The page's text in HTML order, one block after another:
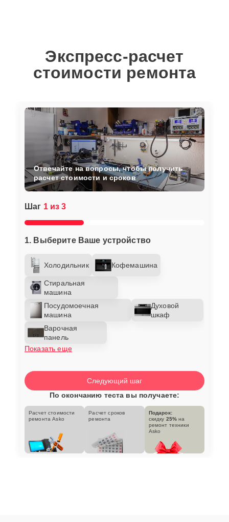
Экспресс-расчет
стоимости ремонта
Шаг 1 из 3
1. Выберите Ваше устройство
Холодильник Кофемашина
Стиральная
машина
Посудомоечная
машина
Духовой
шкаф
Варочная
панель
Показать еще
Отвечайте на вопросы, чтобы получить
расчет стоимости и сроков
Следующий шаг
По окончанию теста вы получаете:
Расчет стоимости
ремонта Asko
Расчет сроков
ремонта
Подарок:
скидку 25% на
ремонт техники
Asko